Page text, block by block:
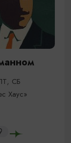
СБ
Хаус»